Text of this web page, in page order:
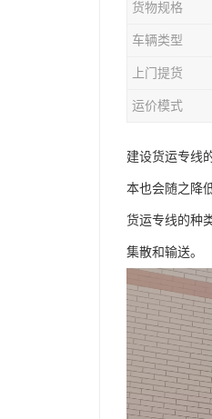
货物规格
车辆类型
上门提货
运价模式
建设货运专线
本也会随之降低
货运专线的种
集散和输送。